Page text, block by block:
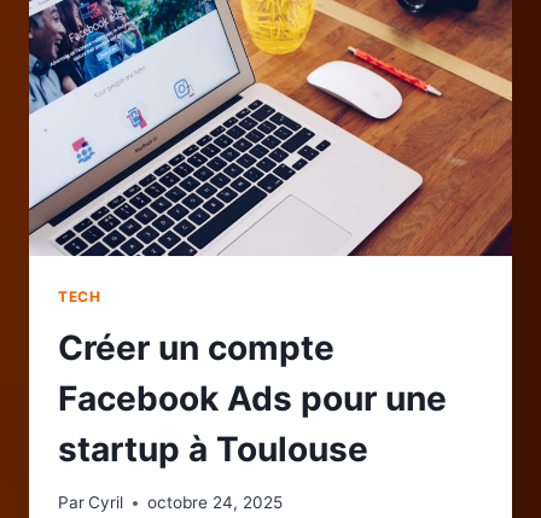
ET
SCÉNARIOS
PERSONNALISÉS
TECH
Créer un compte
Facebook Ads pour une
startup à Toulouse
ParCyril octobre 24, 2025